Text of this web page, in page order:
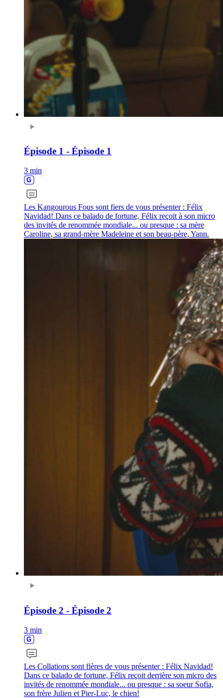
Épisode 1 - Épisode 1
3 min
Les Kangourous Fous sont fiers de vous présenter : Félix
Navidad! Dans ce balado de fortune, Félix reçoit à son micro
des invités de renommée mondiale... ou presque : sa mère
Caroline, sa grand-mère Madeleine et son beau-père, Yann.
Épisode 2 - Épisode 2
3 min
Les Collations sont fières de vous présenter : Félix Navidad!
Dans ce balado de fortune, Félix reçoit derrière son micro des
invités de renommée mondiale... ou presque : sa soeur Sofia,
son frère Julien et Pier-Luc, le chien!